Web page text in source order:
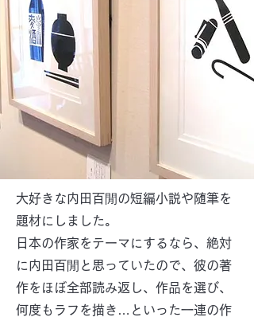
大好きな内田百閒の短編小説や随筆を
題材にしました。
日本の作家をテーマにするなら、絶対
に内田百閒と思っていたので、彼の著
作をほぼ全部読み返し、作品を選び、
何度もラフを描き…といった一連の作